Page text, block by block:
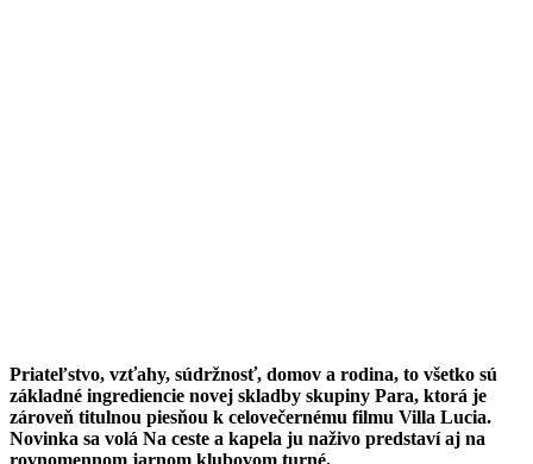
Priateľstvo, vzťahy, súdržnosť, domov a rodina, to všetko sú
základné ingrediencie novej skladby skupiny Para, ktorá je
zároveň titulnou piesňou k celovečernému filmu Villa Lucia.
Novinka sa volá Na ceste a kapela ju naživo predstaví aj na
rovnomennom jarnom klubovom turné.